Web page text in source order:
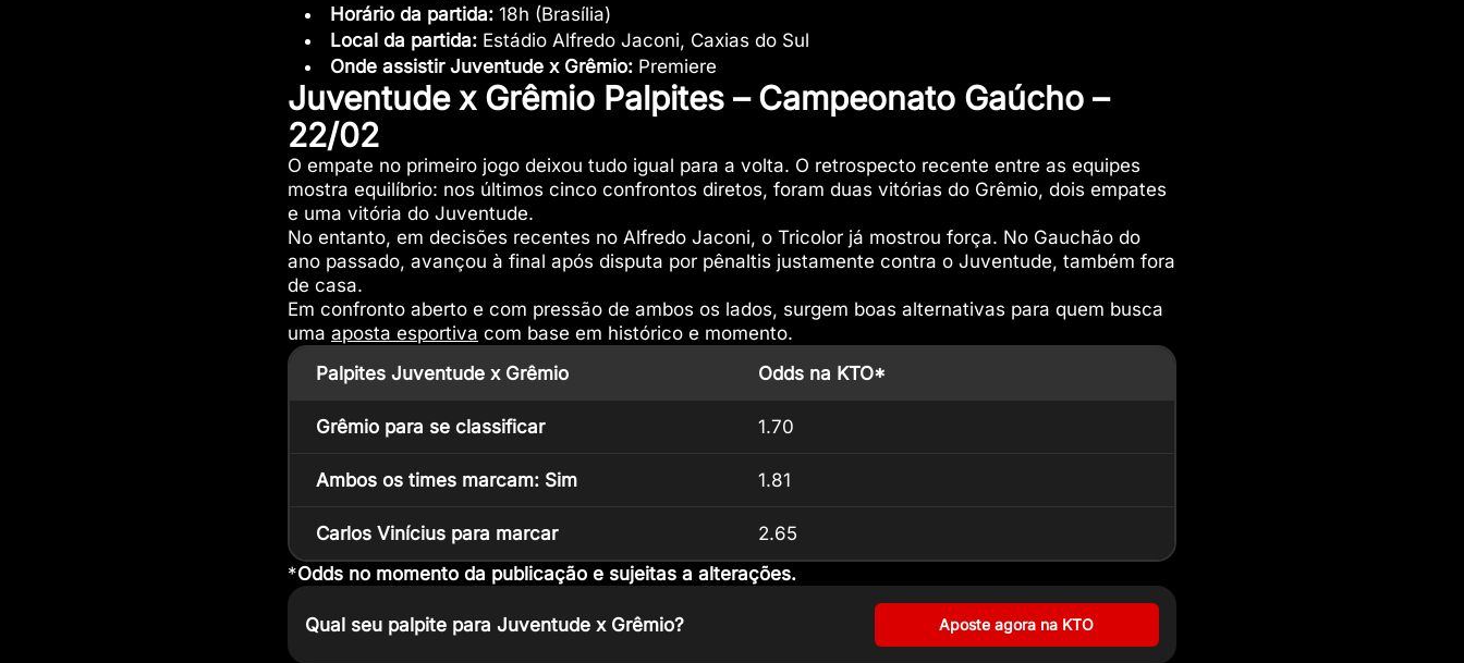
Horário da partida:18h (Brasília)
Local da partida:Estádio Alfredo Jaconi, Caxias do Sul
Onde assistir Juventude x Grêmio: Premiere
Juventude x Grêmio Palpites – Campeonato Gaúcho –
22/02
O empate no primeiro jogo deixou tudo igual para a volta. O retrospecto recente entre as equipes
mostra equilíbrio: nos últimos cinco confrontos diretos, foram duas vitórias do Grêmio, dois empates
e uma vitória do Juventude.
No entanto, em decisões recentes no Alfredo Jaconi, o Tricolor já mostrou força. No Gauchão do
ano passado, avançou à final após disputa por pênaltis justamente contra o Juventude, também fora
de casa.
Em confronto aberto e com pressão de ambos os lados, surgem boas alternativas para quem busca
uma aposta esportiva com base em histórico e momento.
Palpites Juventude x Grêmio
Odds na KTO*
Grêmio para se classificar 1.70
Ambos os times marcam: Sim 1.81
Carlos Vinícius para marcar
2.65
*Odds no momento da publicação e sujeitas a alterações.
Qual seu palpite para Juventude x Grêmio? Aposte agora na KTO